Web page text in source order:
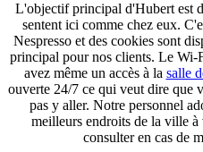
L'objectif principal d'Hubert est
sentent ici comme chez eux.
Nespresso et des cookies sont
principal pour nos clients. Le Wi-
avez même un accès à la salle
ouverte 24/7 ce qui veut dire que
pas y aller. Notre personnel
meilleurs endroits de la ville à
consulter en cas de